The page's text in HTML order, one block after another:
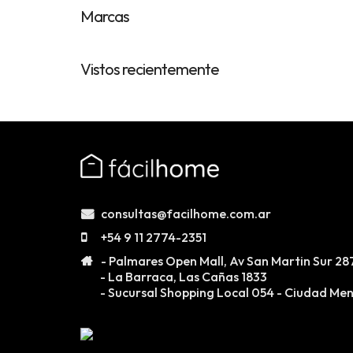
Hierarchic
Menu
Version
Atakan
Au
Docs:
https://atakanau.blogspot.com/2021/01/automatic-
menu-
Marcas
Vistos recientemente
consultas@facilhome.com.ar
+54 9 11 2774-2351
- Palmares Open Mall, Av San Martin Sur
- La Barraca, Las Cañas 1833
- Sucursal Shopping Local 054 - Ciudad